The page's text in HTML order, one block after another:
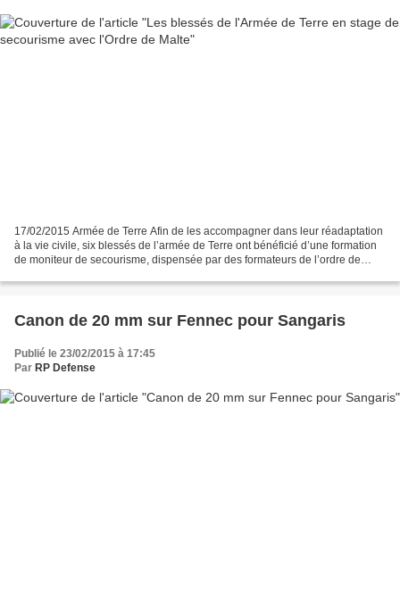
17/02/2015 Armée de Terre Afin de les accompagner dans leur réadaptation
à la vie civile, six blessés de l’armée de Terre ont bénéficié d’une formation
de moniteur de secourisme, dispensée par des formateurs de l’ordre de
Canon de 20 mm sur Fennec pour Sangaris
Publié le 23/02/2015 à 17:45
Par RP Defense